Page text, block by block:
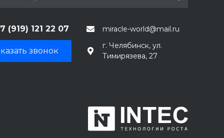
(919) 121 22 07 miracle-world@mail.ru
звонок
г. Челябинск, ул.
Тимирязева, 27